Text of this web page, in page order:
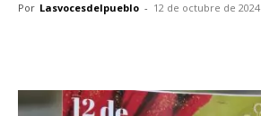
Por Lasvocesdelpueblo - 12 de octubre de 2024